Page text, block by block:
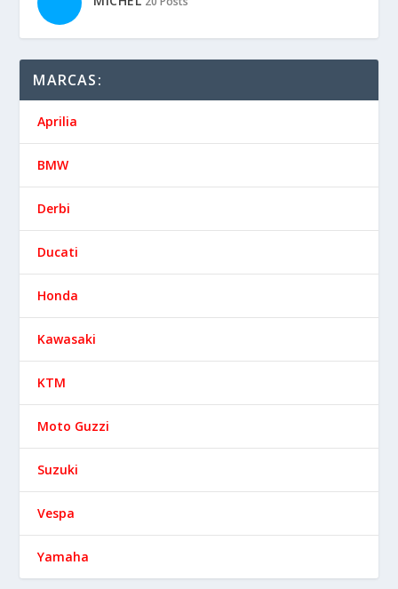
MARCAS:
Aprilia
BMW
Derbi
Ducati
Honda
Kawasaki
KTM
Moto Guzzi
Suzuki
Vespa
Yamaha